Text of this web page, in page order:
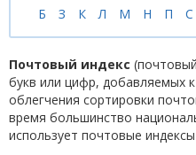
Б З К Л М Н П С
Почтовый индекс
букв или цифр, добавляемых
облегчения сортировки
время большинство
использует почтовые